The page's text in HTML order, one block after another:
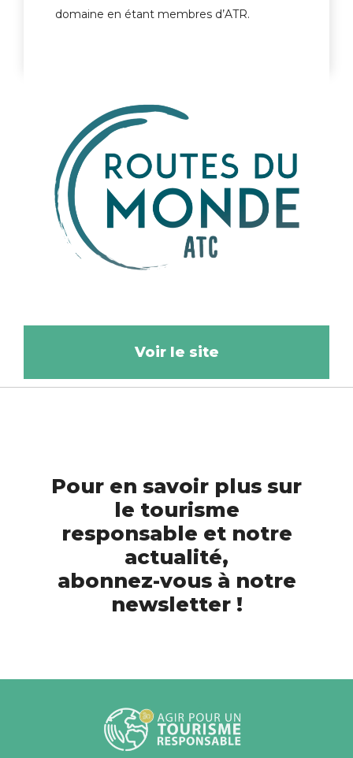
domaine en étant membres d’ATR.
Voir le site
Pour en savoir plus sur
le tourisme
responsable et notre
actualité,
abonnez-vous à notre
newsletter !